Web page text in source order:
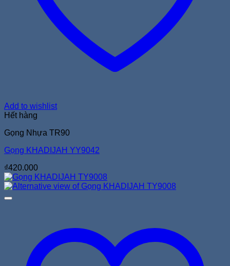
Add to wishlist
Hết hàng
Gọng Nhựa TR90
Gọng KHADIJAH YY9042
₫420.000